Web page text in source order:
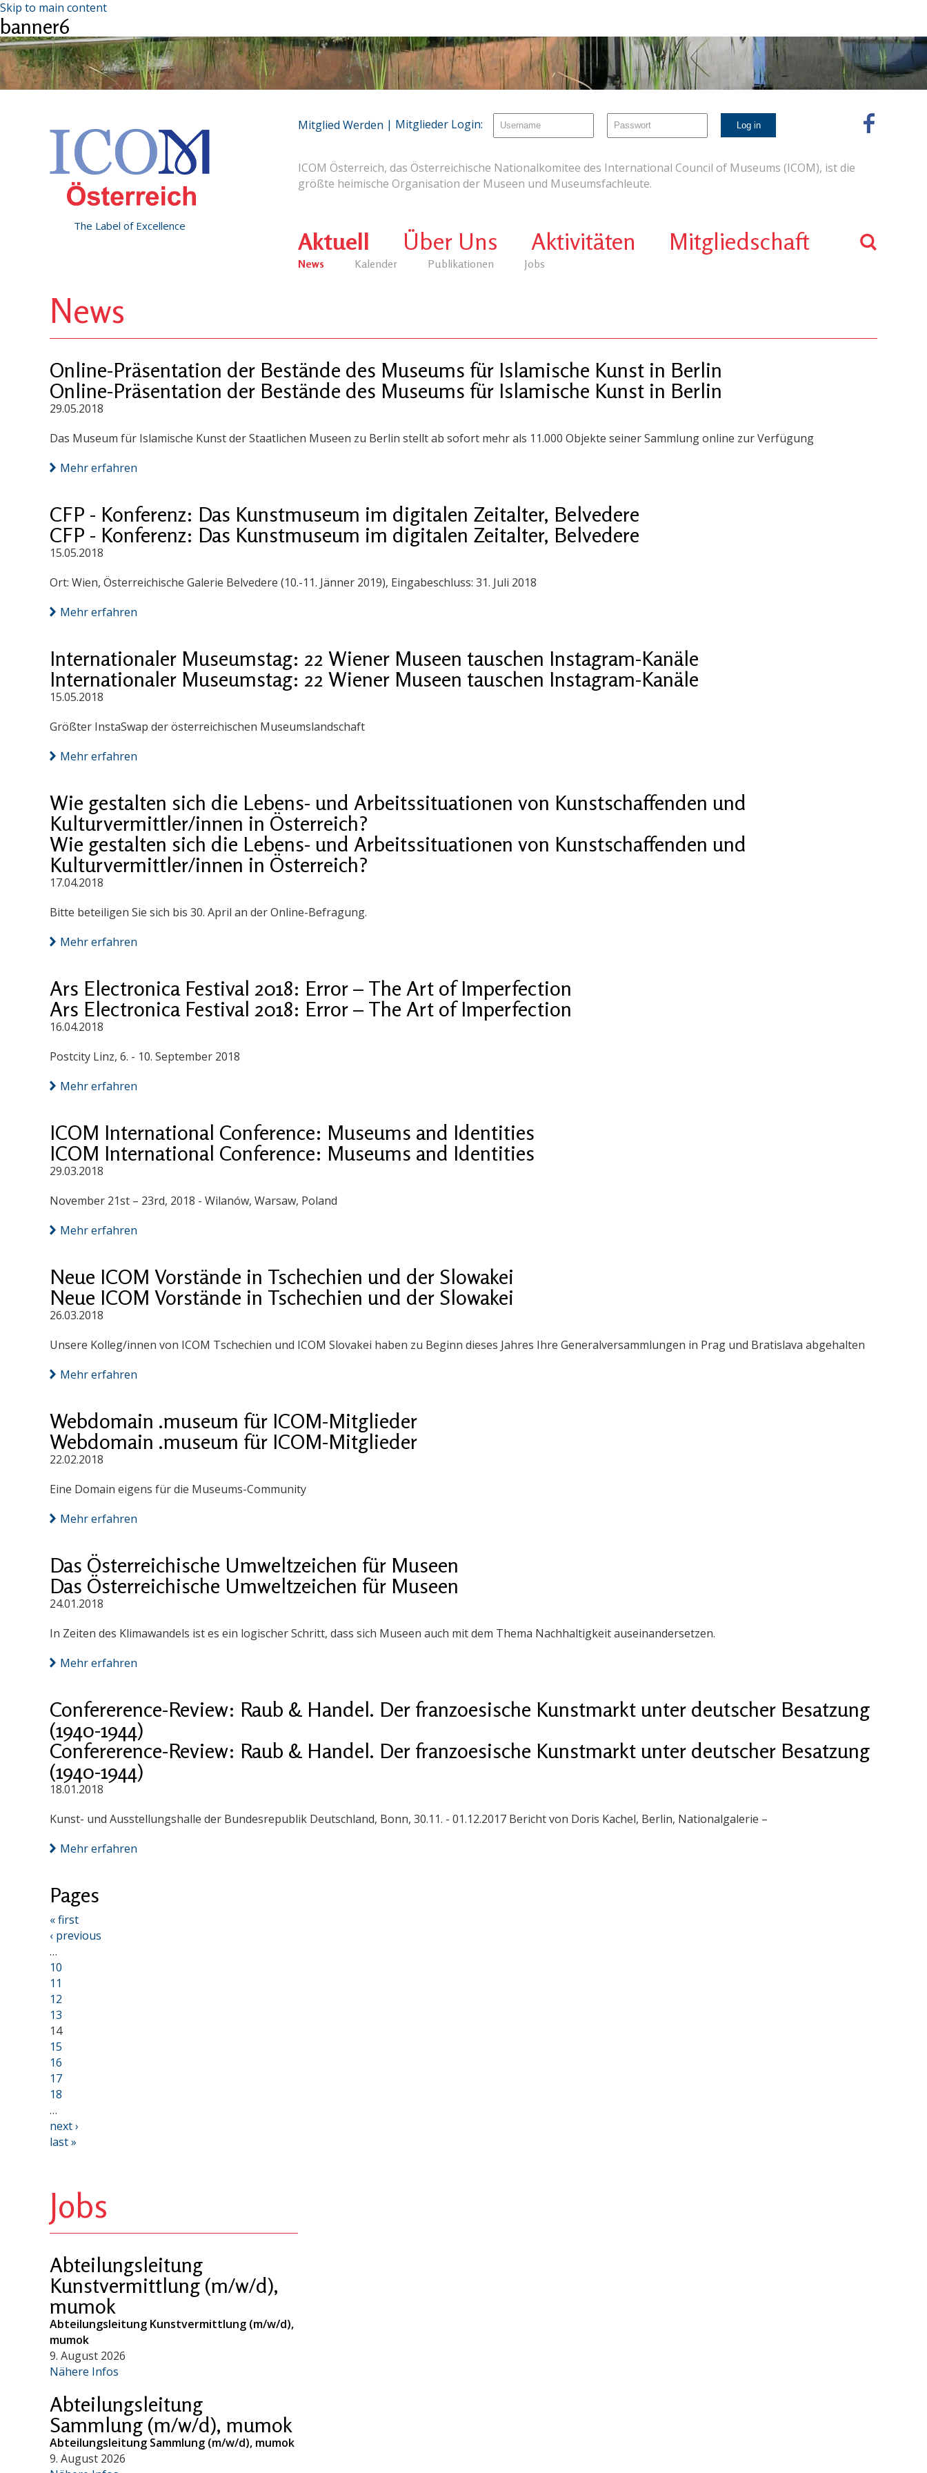
Skip to main content
banner6
The Label of Excellence
ICOM Österreich, das Österreichische Nationalkomitee des International Council of Museums (ICOM), ist die
größte heimische Organisation der Museen und Museumsfachleute.
Aktuell
News Kalender Publikationen Jobs
Über Uns Aktivitäten Mitgliedschaft
Mitglied Werden | Mitglieder Login:
News
Online-Präsentation der Bestände des Museums für Islamische Kunst in Berlin
Online-Präsentation der Bestände des Museums für Islamische Kunst in Berlin
29.05.2018
Das Museum für Islamische Kunst der Staatlichen Museen zu Berlin stellt ab sofort mehr als 11.000 Objekte seiner Sammlung online zur Verfügung
Mehr erfahren
CFP - Konferenz: Das Kunstmuseum im digitalen Zeitalter, Belvedere
CFP - Konferenz: Das Kunstmuseum im digitalen Zeitalter, Belvedere
15.05.2018
Ort: Wien, Österreichische Galerie Belvedere (10.-11. Jänner 2019), Eingabeschluss: 31. Juli 2018
Mehr erfahren
Internationaler Museumstag: 22 Wiener Museen tauschen Instagram-Kanäle
Internationaler Museumstag: 22 Wiener Museen tauschen Instagram-Kanäle
15.05.2018
Größter InstaSwap der österreichischen Museumslandschaft
Mehr erfahren
Wie gestalten sich die Lebens- und Arbeitssituationen von Kunstschaffenden und
Kulturvermittler/innen in Österreich?
Wie gestalten sich die Lebens- und Arbeitssituationen von Kunstschaffenden und
Kulturvermittler/innen in Österreich?
17.04.2018
Bitte beteiligen Sie sich bis 30. April an der Online-Befragung.
Mehr erfahren
Ars Electronica Festival 2018: Error – The Art of Imperfection
Ars Electronica Festival 2018: Error – The Art of Imperfection
16.04.2018
Postcity Linz, 6. - 10. September 2018
Mehr erfahren
ICOM International Conference: Museums and Identities
ICOM International Conference: Museums and Identities
29.03.2018
November 21st – 23rd, 2018 - Wilanów, Warsaw, Poland
Mehr erfahren
Neue ICOM Vorstände in Tschechien und der Slowakei
Neue ICOM Vorstände in Tschechien und der Slowakei
26.03.2018
Unsere Kolleg/innen von ICOM Tschechien und ICOM Slovakei haben zu Beginn dieses Jahres Ihre Generalversammlungen in Prag und Bratislava abgehalten
Mehr erfahren
Webdomain .museum für ICOM-Mitglieder
Webdomain .museum für ICOM-Mitglieder
22.02.2018
Eine Domain eigens für die Museums-Community
Mehr erfahren
Das Österreichische Umweltzeichen für Museen
Das Österreichische Umweltzeichen für Museen
24.01.2018
In Zeiten des Klimawandels ist es ein logischer Schritt, dass sich Museen auch mit dem Thema Nachhaltigkeit auseinandersetzen.
Mehr erfahren
Confererence-Review: Raub & Handel. Der franzoesische Kunstmarkt unter deutscher Besatzung
(1940-1944)
Confererence-Review: Raub & Handel. Der franzoesische Kunstmarkt unter deutscher Besatzung
(1940-1944)
18.01.2018
Kunst- und Ausstellungshalle der Bundesrepublik Deutschland, Bonn, 30.11. - 01.12.2017 Bericht von Doris Kachel, Berlin, Nationalgalerie –
Mehr erfahren
Pages
« first
‹ previous
…
10
11
12
13
14
15
16
17
18
…
next ›
last »
Jobs
Abteilungsleitung
Kunstvermittlung (m/w/d),
mumok
Abteilungsleitung Kunstvermittlung (m/w/d),
mumok
9. August 2026
Nähere Infos
Abteilungsleitung
Sammlung (m/w/d), mumok
Abteilungsleitung Sammlung (m/w/d), mumok
9. August 2026